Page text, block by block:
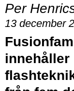
Per
13 december
innehåller